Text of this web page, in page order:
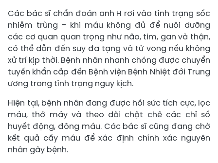
Các bác sĩ chẩn đoán anh H rơi vào tình trạng sốc
nhiễm trùng – khi máu không đủ để nuôi dưỡng
các cơ quan quan trọng như não, tim, gan và thận,
có thể dẫn đến suy đa tạng và tử vong nếu không
xử trí kịp thời. Bệnh nhân nhanh chóng được chuyển
tuyến khẩn cấp đến Bệnh viện Bệnh Nhiệt đới Trung
ương trong tình trạng nguy kịch.
Hiện tại, bệnh nhân đang được hồi sức tích cực, lọc
máu, thở máy và theo dõi chặt chẽ các chỉ số
huyết động, đông máu. Các bác sĩ cũng đang chờ
kết quả cấy máu để xác định chính xác nguyên
nhân gây bệnh.